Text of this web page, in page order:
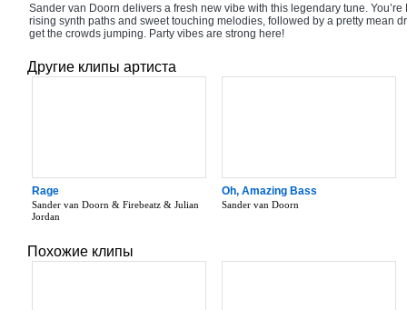
Sander van Doorn delivers a fresh new vibe with this legendary tune.
rising synth paths and sweet touching melodies, followed by a pretty mean
get the crowds jumping. Party vibes are strong here!
Другие клипы артиста
Rage
Sander van Doorn & Firebeatz & Julian
Jordan
Oh, Amazing Bass
Sander van Doorn
Похожие клипы